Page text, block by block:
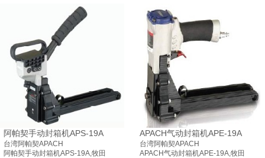
阿帕契手动封箱机APS-19A
台湾阿帕契APACH
阿帕契手动封箱机APS-19A,牧田
APACH气动封箱机APE-19A
台湾阿帕契APACH
APACH气动封箱机APE-19A,牧田